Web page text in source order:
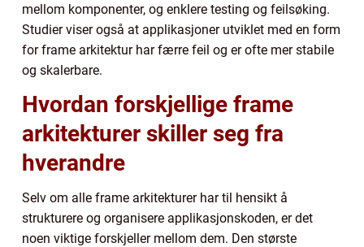
mellom komponenter, og enklere testing og feilsøking.
Studier viser også at applikasjoner utviklet med en form
for frame arkitektur har færre feil og er ofte mer stabile
og skalerbare.
Hvordan forskjellige frame
arkitekturer skiller seg fra
hverandre
Selv om alle frame arkitekturer har til hensikt å
strukturere og organisere applikasjonskoden, er det
noen viktige forskjeller mellom dem. Den største